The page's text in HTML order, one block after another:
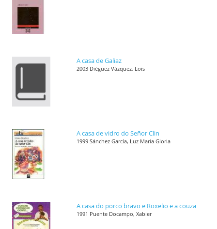
A casa de Galiaz
2003 Diéguez Vázquez, Lois
A casa de vidro do Señor Clin
1999 Sánchez García, Luz María Gloria
A casa do porco bravo e Roxelio e a couza
1991 Puente Docampo, Xabier